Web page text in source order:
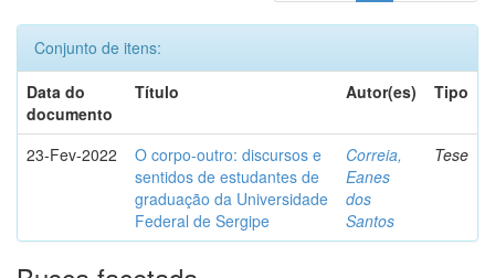
Conjunto de itens:
Data do
documento
Título Autor(es) Tipo
23-Fev-2022
O corpo-outro: discursos e
sentidos de estudantes de
graduação da Universidade
Federal de Sergipe
Correia,
Eanes
dos
Santos
Tese